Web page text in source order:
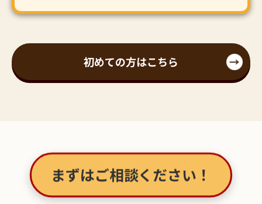
初めての方はこちら
まずはご相談ください！